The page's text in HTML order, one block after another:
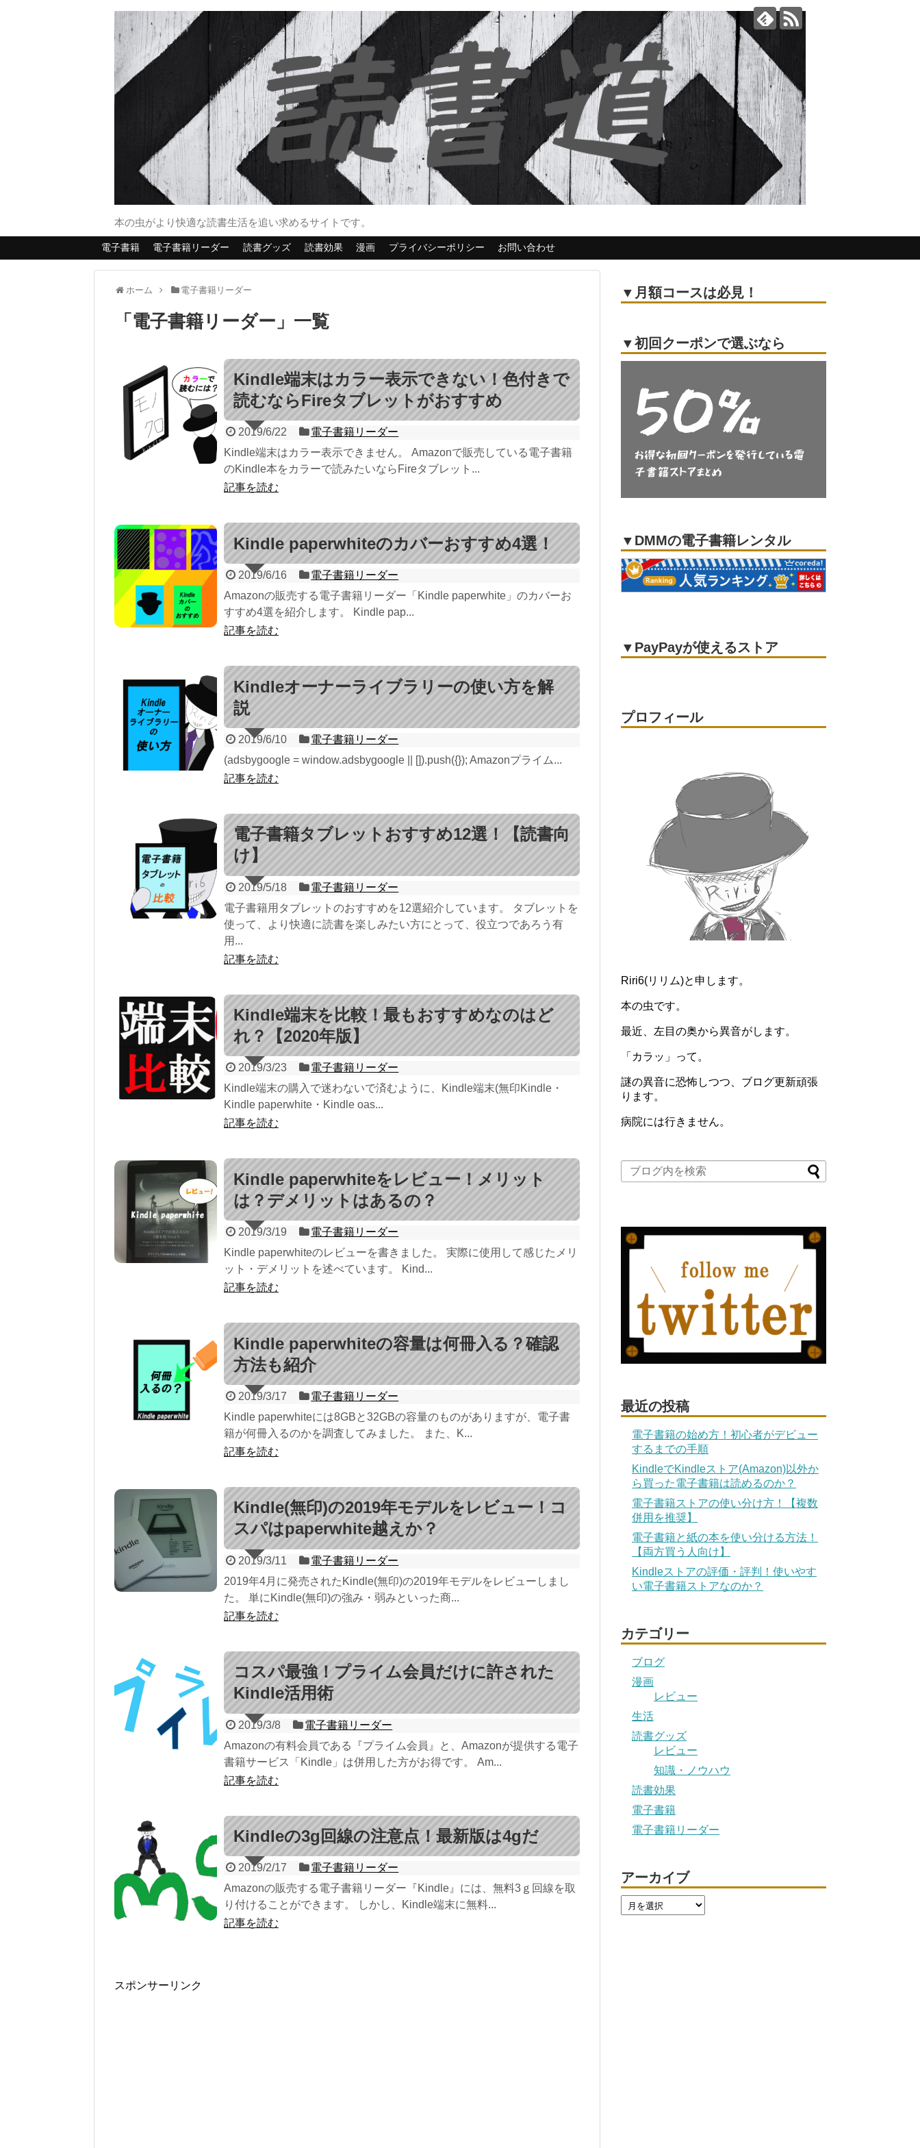
本の虫がより快適な読書生活を追い求めるサイトです。
電子書籍 電子書籍リーダー 読書グッズ 読書効果 漫画 プライバシーポリシー お問い合わせ
ホーム 電子書籍リーダー
「 電子書籍リーダー 」 一覧
Kindle端末はカラー表示できない！色付きで
読むならFireタブレットがおすすめ
2019/6/22
電子書籍リーダー
Kindle端末はカラー表示できません。 Amazonで販売している電子書籍
のKindle本をカラーで読みたいならFireタブレット...
記事を読む
Kindle paperwhiteのカバーおすすめ4選！
2019/6/16
電子書籍リーダー
Amazonの販売する電子書籍リーダー「Kindle paperwhite」のカバーお
すすめ4選を紹介します。 Kindle pap...
記事を読む
Kindleオーナーライブラリーの使い方を解
説
2019/6/10
電子書籍リーダー
(adsbygoogle = window.adsbygoogle || []).push({}); Amazonプライム...
記事を読む
電子書籍タブレットおすすめ12選！【読書向
け】
2019/5/18
電子書籍リーダー
電子書籍用タブレットのおすすめを12選紹介しています。 タブレットを
使って、より快適に読書を楽しみたい方にとって、役立つであろう有
用...
記事を読む
Kindle端末を比較！最もおすすめなのはど
れ？【2020年版】
2019/3/23
電子書籍リーダー
Kindle端末の購入で迷わないで済むように、Kindle端末(無印Kindle・
Kindle paperwhite・Kindle oas...
記事を読む
Kindle paperwhiteをレビュー！メリット
は？デメリットはあるの？
2019/3/19
電子書籍リーダー
Kindle paperwhiteのレビューを書きました。 実際に使用して感じたメリ
ット・デメリットを述べています。 Kind...
記事を読む
Kindle paperwhiteの容量は何冊入る？確認
方法も紹介
2019/3/17
電子書籍リーダー
Kindle paperwhiteには8GBと32GBの容量のものがありますが、電子書
籍が何冊入るのかを調査してみました。 また、K...
記事を読む
Kindle(無印)の2019年モデルをレビュー！コ
スパはpaperwhite越えか？
2019/3/11
電子書籍リーダー
2019年4月に発売されたKindle(無印)の2019年モデルをレビューしまし
た。 単にKindle(無印)の強み・弱みといった商...
記事を読む
コスパ最強！プライム会員だけに許された
Kindle活用術
2019/3/8
電子書籍リーダー
Amazonの有料会員である『プライム会員』と、Amazonが提供する電子
書籍サービス「Kindle」は併用した方がお得です。 Am...
記事を読む
Kindleの3g回線の注意点！最新版は4gだ
2019/2/17
電子書籍リーダー
Amazonの販売する電子書籍リーダー『Kindle』には、無料3ｇ回線を取
り付けることができます。 しかし、Kindle端末に無料...
記事を読む
スポンサーリンク
▼月額コースは必見！
▼初回クーポンで選ぶなら
▼DMMの電子書籍レンタル
▼PayPayが使えるストア
プロフィール
Riri6(リリム)と申します。
本の虫です。
最近、左目の奥から異音がします。
「カラッ」って。
謎の異音に恐怖しつつ、ブログ更新頑張
ります。
病院には行きません。
最近の投稿
電子書籍の始め方！初心者がデビュー
するまでの手順
KindleでKindleストア(Amazon)以外か
ら買った電子書籍は読めるのか？
電子書籍ストアの使い分け方！【複数
併用を推奨】
電子書籍と紙の本を使い分ける方法！
【両方買う人向け】
Kindleストアの評価・評判！使いやす
い電子書籍ストアなのか？
カテゴリー
ブログ
漫画
レビュー
生活
読書グッズ
レビュー
知識・ノウハウ
読書効果
電子書籍
電子書籍リーダー
アーカイブ